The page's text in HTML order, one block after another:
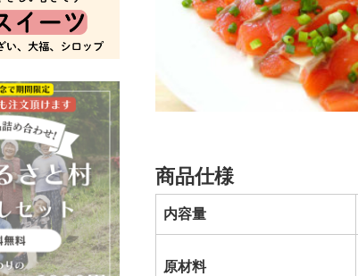
商品仕様
内容量
原材料